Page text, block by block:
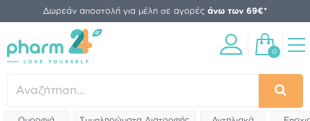
Δωρεάν αποστολή για μέλη σε αγορές άνω των 69€*
0